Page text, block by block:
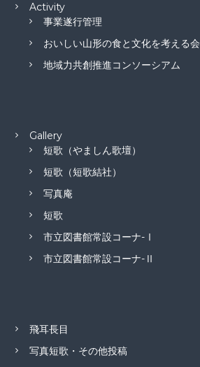
Activity
事業遂行管理
おいしい山形の食と文化を考える会
地域力共創推進コンソーシアム
Gallery
短歌（やましん歌壇）
短歌（短歌結社）
写真庵
短歌
市立図書館常設コーナ-Ⅰ
市立図書館常設コーナ-Ⅱ
飛耳長目
写真短歌・その他投稿